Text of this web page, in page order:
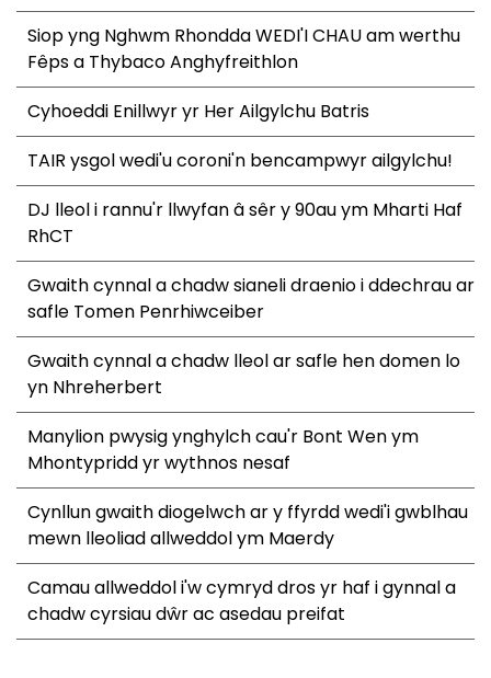
Siop yng Nghwm Rhondda WEDI'I CHAU am werthu
Fêps a Thybaco Anghyfreithlon
Cyhoeddi Enillwyr yr Her Ailgylchu Batris
TAIR ysgol wedi'u coroni'n bencampwyr ailgylchu!
DJ lleol i rannu'r llwyfan â sêr y 90au ym Mharti Haf
RhCT
Gwaith cynnal a chadw sianeli draenio i ddechrau ar
safle Tomen Penrhiwceiber
Gwaith cynnal a chadw lleol ar safle hen domen lo
yn Nhreherbert
Manylion pwysig ynghylch cau'r Bont Wen ym
Mhontypridd yr wythnos nesaf
Cynllun gwaith diogelwch ar y ffyrdd wedi'i gwblhau
mewn lleoliad allweddol ym Maerdy
Camau allweddol i'w cymryd dros yr haf i gynnal a
chadw cyrsiau dŵr ac asedau preifat